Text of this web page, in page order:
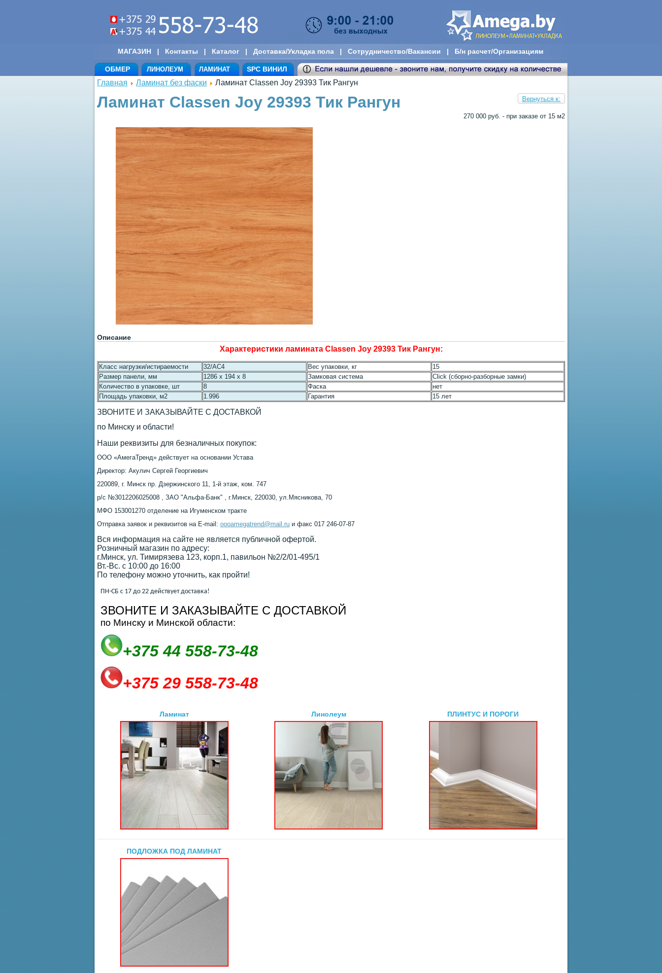
МАГАЗИН | Контакты | Каталог | Доставка/Укладка пола | Сотрудничество/Вакансии | Б/н расчет/Организациям
ОБМЕР ЛИНОЛЕУМ ЛАМИНАТ SPC ВИНИЛ
Главная Ламинат без фаски Ламинат Classen Joy 29393 Тик Рангун
Вернуться к:
Ламинат Classen Joy 29393 Тик Рангун
270 000 руб. - при заказе от 15 м2
Описание
Характеристики ламината Classen Joy 29393 Тик Рангун:
Класс нагрузки/истираемости 32/AC4 Вес упаковки, кг
15
Размер панели, мм
1286 x 194 x 8 Замковая система
Click (сборно-разборные замки)
Количество в упаковке, шт
8 Фаска
нет
Площадь упаковки, м2
1.996 Гарантия 15 лет
ЗВОНИТЕ И ЗАКАЗЫВАЙТЕ С ДОСТАВКОЙ
по Минску и области!
Наши реквизиты для безналичных покупок:
ОOO «АмегаТренд» действует на основании Устава
Директор: Акулич Сергей Георгиевич
220089, г. Минск пр. Дзержинского 11, 1-й этаж, ком. 747
р/с №3012206025008 , ЗАО "Альфа-Банк" , г.Минск, 220030, ул.Мясникова, 70
МФО 153001270 отделение на Игуменском тракте
Отправка заявок и реквизитов на E-mail: oooamegatrend@mail.ru и факс 017 246-07-87
Вся информация на сайте не является публичной офертой.
Розничный магазин по адресу:
г.Минск, ул. Тимирязева 123, корп.1, павильон №2/2/01-495/1
Вт.-Вс. с 10:00 до 16:00
По телефону можно уточнить, как пройти!
ПН-СБ с 17 до 22 действует доставка!
ЗВОНИТЕ И ЗАКАЗЫВАЙТЕ С ДОСТАВКОЙ
по Минску и Минской области:
+375 44 558-73-48
+375 29 558-73-48
Ламинат Линолеум ПЛИНТУС И ПОРОГИ
ПОДЛОЖКА ПОД ЛАМИНАТ